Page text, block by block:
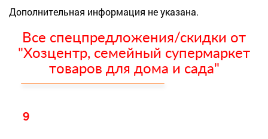
Дополнительная информация не указана.
Все спецпредложения/скидки от
"Хозцентр, семейный супермаркет
товаров для дома и сада"
9